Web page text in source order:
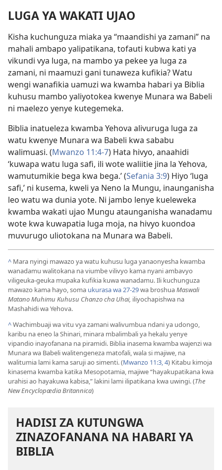
LUGA YA WAKATI UJAO
Kisha kuchunguza miaka ya “maandishi ya zamani” na
mahali ambapo yalipatikana, tofauti kubwa kati ya
vikundi vya luga, na mambo ya pekee ya luga za
zamani, ni maamuzi gani tunaweza kufikia? Watu
wengi wanafikia uamuzi wa kwamba habari ya Biblia
kuhusu mambo yaliyotokea kwenye Munara wa Babeli
ni maelezo yenye kutegemeka.
Biblia inatueleza kwamba Yehova alivuruga luga za
watu kwenye Munara wa Babeli kwa sababu
walimuasi. (Mwanzo 11:4-7) Hata hivyo, anaahidi
‘kuwapa watu luga safi, ili wote waliitie jina la Yehova,
wamutumikie bega kwa bega.’ (Sefania 3:9) Hiyo ‘luga
safi,’ ni kusema, kweli ya Neno la Mungu, inaunganisha
leo watu wa dunia yote. Ni jambo lenye kueleweka
kwamba wakati ujao Mungu ataunganisha wanadamu
wote kwa kuwapatia luga moja, na hivyo kuondoa
muvurugo uliotokana na Munara wa Babeli.
^ Mara nyingi mawazo ya watu kuhusu luga yanaonyesha kwamba
wanadamu walitokana na viumbe vilivyo kama nyani ambavyo
viligeuka​-geuka mupaka kufikia kuwa wanadamu. Ili kuchunguza
mawazo kama hayo, soma ukurasa wa 27-29wa broshuaMaswali
Matano Muhimu Kuhusu Chanzo cha Uhai, iliyochapishwa na
Mashahidi wa Yehova.
^Wachimbuaji wa vitu vya zamani walivumbua ndani ya udongo,
karibu na eneo la Shinari, minara mbalimbali ya hekalu yenye
vipandio inayofanana na piramidi. Biblia inasema kwamba wajenzi wa
Munara wa Babeli walitengeneza matofali, wala si majiwe, na
walitumia lami kama saruji ao simenti. (Mwanzo 11:3, 4) Kitabu kimoja
kinasema kwamba katika Mesopotamia, majiwe “hayakupatikana kwa
urahisi ao hayakuwa kabisa,” lakini lami ilipatikana kwa uwingi. (The
New Encyclopædia Britannica)
HADISI ZA KUTUNGWA
ZINAZOFANANA NA HABARI YA
BIBLIA